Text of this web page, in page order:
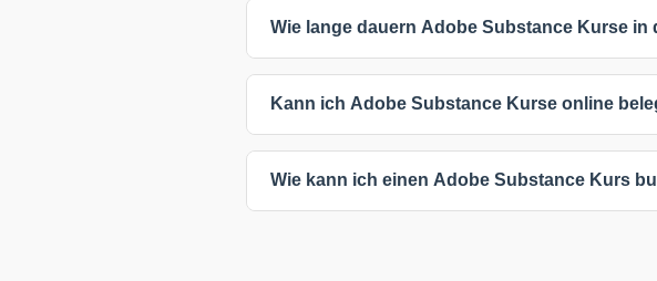
Wie lange dauern Adobe Substance Kurse in
Kompaktkurse sind oft kürzer, während umfassende
Kann ich Adobe Substance Kurse online
direkten Austausch ermöglichen. Inhouse-
Wie kann ich einen Adobe Substance Kurs